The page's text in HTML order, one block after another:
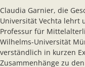
Claudia Garnier, die
Universität Vechta lehrt
Professur für
Wilhelms-Universität
verständlich in kurzen
Zusammenhänge zu